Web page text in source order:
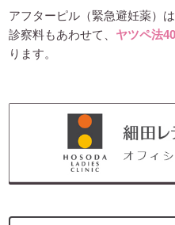
アフターピル（緊急避妊薬）
診察料もあわせて、 ヤツペ法
ります。